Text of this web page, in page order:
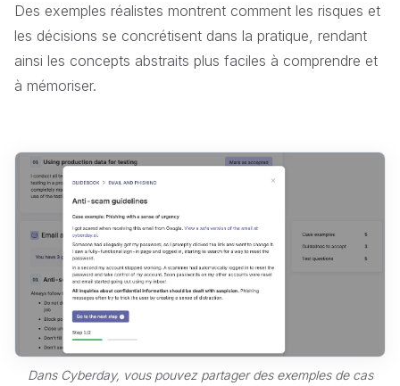
Des exemples réalistes montrent comment les risques et
les décisions se concrétisent dans la pratique, rendant
ainsi les concepts abstraits plus faciles à comprendre et
à mémoriser.
Dans Cyberday, vous pouvez partager des exemples de cas